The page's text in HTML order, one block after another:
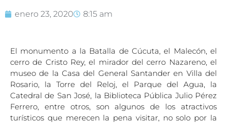
enero 23, 2020 8:15 am
El monumento a la Batalla de Cúcuta, el Malecón, el
cerro de Cristo Rey, el mirador del cerro Nazareno, el
museo de la Casa del General Santander en Villa del
Rosario, la Torre del Reloj, el Parque del Agua, la
Catedral de San José, la Biblioteca Pública Julio Pérez
Ferrero, entre otros, son algunos de los atractivos
turísticos que merecen la pena visitar, no solo por la